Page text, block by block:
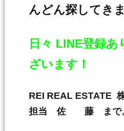
んどん探してき
日々 LINE登録あ
ざいます！
REI REAL ESTATE
担当 佐 藤 まで